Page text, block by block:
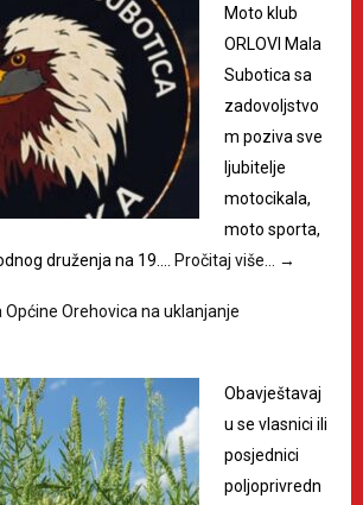
Moto klub
ORLOVI Mala
Subotica sa
zadovoljstvo
m poziva sve
ljubitelje
motocikala,
moto sporta,
druženja na 19.…
Pročitaj više… →
Orehovica na uklanjanje
Obavještavaj
u se vlasnici ili
posjednici
poljoprivredn